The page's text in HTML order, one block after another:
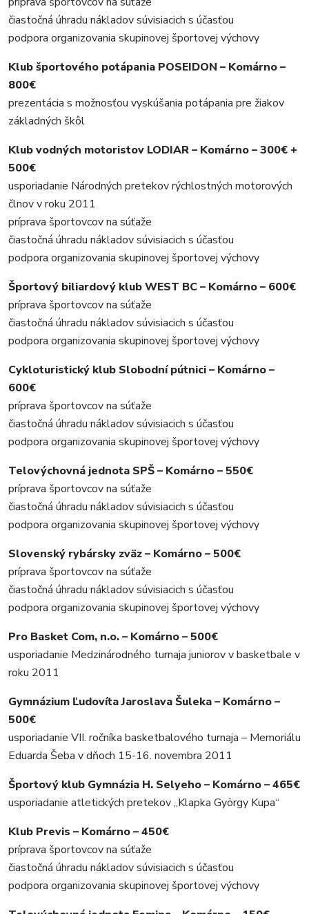
čiastočná úhradu nákladov súvisiacich s účasťou
podpora organizovania skupinovej športovej výchovy
Klub športového potápania POSEIDON – Komárno –
800€
prezentácia s možnosťou vyskúšania potápania pre žiakov
základných škôl
Klub vodných motoristov LODIAR – Komárno – 300€ +
500€
usporiadanie Národných pretekov rýchlostných motorových
člnov v roku 2011
príprava športovcov na súťaže
čiastočná úhradu nákladov súvisiacich s účasťou
podpora organizovania skupinovej športovej výchovy
Športový biliardový klub WEST BC – Komárno – 600€
príprava športovcov na súťaže
čiastočná úhradu nákladov súvisiacich s účasťou
podpora organizovania skupinovej športovej výchovy
Cykloturistický klub Slobodní pútnici – Komárno –
600€
príprava športovcov na súťaže
čiastočná úhradu nákladov súvisiacich s účasťou
podpora organizovania skupinovej športovej výchovy
Telovýchovná jednota SPŠ – Komárno – 550€
príprava športovcov na súťaže
čiastočná úhradu nákladov súvisiacich s účasťou
podpora organizovania skupinovej športovej výchovy
Slovenský rybársky zväz – Komárno – 500€
príprava športovcov na súťaže
čiastočná úhradu nákladov súvisiacich s účasťou
podpora organizovania skupinovej športovej výchovy
Pro Basket Com, n.o. – Komárno – 500€
usporiadanie Medzinárodného turnaja juniorov v basketbale v
roku 2011
Gymnázium Ľudovíta Jaroslava Šuleka – Komárno –
500€
usporiadanie VII. ročníka basketbalového turnaja – Memoriálu
Eduarda Šeba v dňoch 15-16. novembra 2011
Športový klub Gymnázia H. Selyeho – Komárno – 465€
usporiadanie atletických pretekov „Klapka György Kupa“
Klub Previs – Komárno – 450€
príprava športovcov na súťaže
čiastočná úhradu nákladov súvisiacich s účasťou
podpora organizovania skupinovej športovej výchovy